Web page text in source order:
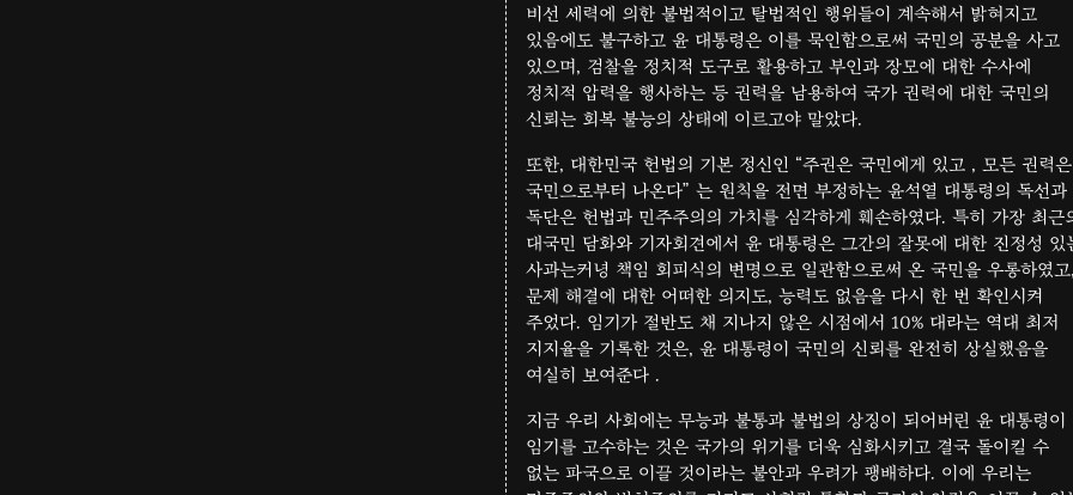
비선 세력에 의한 불법적이고 탈법적인 행위들이 계속해서 밝혀지고
있음에도 불구하고 윤 대통령은 이를 묵인함으로써 국민의 공분을 사고
있으며, 검찰을 정치적 도구로 활용하고 부인과 장모에 대한 수사에
정치적 압력을 행사하는 등 권력을 남용하여 국가 권력에 대한 국민의
신뢰는 회복 불능의 상태에 이르고야 말았다.
또한, 대한민국 헌법의 기본 정신인 “주권은 국민에게 있고 , 모든 권력은
국민으로부터 나온다” 는 원칙을 전면 부정하는 윤석열 대통령의 독선과
독단은 헌법과 민주주의의 가치를 심각하게 훼손하였다. 특히 가장 최근
대국민 담화와 기자회견에서 윤 대통령은 그간의 잘못에 대한 진정성 있
사과는커녕 책임 회피식의 변명으로 일관함으로써 온 국민을 우롱하였고,
문제 해결에 대한 어떠한 의지도, 능력도 없음을 다시 한 번 확인시켜
주었다. 임기가 절반도 채 지나지 않은 시점에서 10% 대라는 역대 최저
지지율을 기록한 것은, 윤 대통령이 국민의 신뢰를 완전히 상실했음을
여실히 보여준다 .
지금 우리 사회에는 무능과 불통과 불법의 상징이 되어버린 윤 대통령이
임기를 고수하는 것은 국가의 위기를 더욱 심화시키고 결국 돌이킬 수
없는 파국으로 이끌 것이라는 불안과 우려가 팽배하다. 이에 우리는